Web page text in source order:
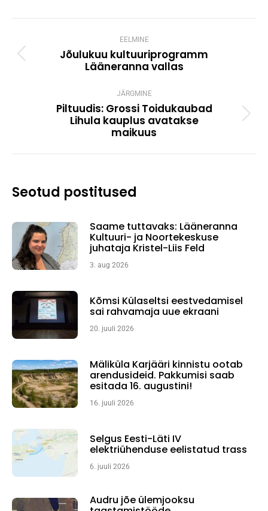
navigation
EELMINE
Previous
Jõulukuu kultuuriprogramm
Lääneranna vallas
JÄRGMINE
Next
post:
Piltuudis: Grossi Toidukaubad
Lihula kauplus avatakse
maikuus
Seotud postitused
Saame tuttavaks: Lääneranna
Kultuuri- ja Noortekeskuse
juhataja Kristel-Liis Feld
3. aug 2026
Kõmsi Külaseltsi eestvedamisel
sai rahvamaja uue ekraani
20. juuli 2026
Mäliküla Karjääri kinnistu ootab
arendusideid. Pakkumisi saab
esitada 16. augustini!
16. juuli 2026
Selgus Eesti-Läti IV
elektriühenduse eelistatud trass
6. juuli 2026
Audru jõe ülemjooksu